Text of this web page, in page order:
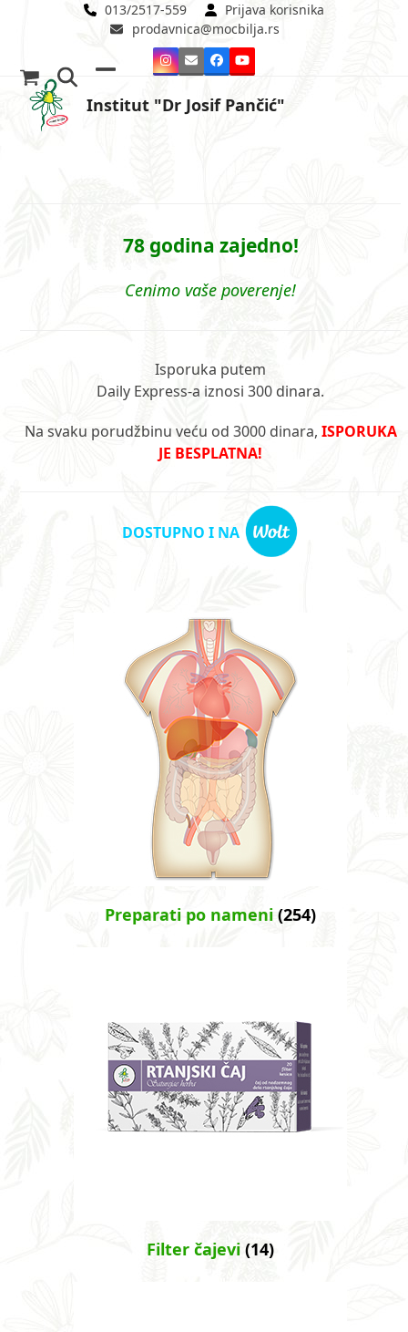
013/2517-559
Prijava korisnika
prodavnica@mocbilja.rs
Instagram
EmailFacebookYouTube
Institut "Dr Josif Pančić"
mobile
mobile
78 godina zajedno!
Cenimo vaše poverenje!
Isporuka putem
Daily Express-a iznosi 300 dinara.
Na svaku porudžbinu veću od 3000 dinara, ISPORUKA
JE BESPLATNA!
DOSTUPNO I NA
Preparati po nameni(254)
Filter čajevi(14)